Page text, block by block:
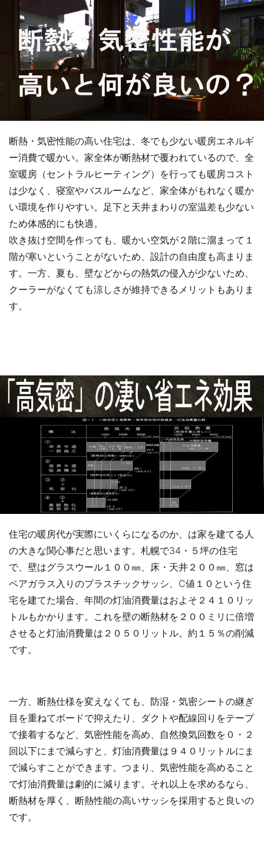
断熱・気密性能の高い住宅は、冬でも少ない暖房エネルギ
ー消費で暖かい。家全体が断熱材で覆われているので、全
室暖房（セントラルヒーティング）を行っても暖房コスト
は少なく、寝室やバスルームなど、家全体がもれなく暖か
い環境を作りやすい。足下と天井まわりの室温差も少ない
ため体感的にも快適。
吹き抜け空間を作っても、暖かい空気が２階に溜まって１
階が寒いということがないため、設計の自由度も高まりま
す。一方、夏も、壁などからの熱気の侵入が少ないため、
クーラーがなくても涼しさが維持できるメリットもありま
す。
住宅の暖房代が実際にいくらになるのか、は家を建てる人
の大きな関心事だと思います。札幌で34・５坪の住宅
で、壁はグラスウール１００㎜、床・天井２００㎜、窓は
ペアガラス入りのプラスチックサッシ、C値１０という住
宅を建てた場合、年間の灯油消費量はおよそ２４１０リッ
トルもかかります。これを壁の断熱材を２００ミリに倍増
させると灯油消費量は２０５０リットル。約１５％の削減
です。
一方、断熱仕様を変えなくても、防湿・気密シートの継ぎ
目を重ねてボードで抑えたり、ダクトや配線回りをテープ
で接着するなど、気密性能を高め、自然換気回数を０・２
回以下にまで減らすと、灯油消費量は９４０リットルにま
で減らすことができます。つまり、気密性能を高めること
で灯油消費量は劇的に減ります。それ以上を求めるなら、
断熱材を厚く、断熱性能の高いサッシを採用すると良いの
です。